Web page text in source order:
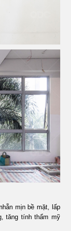
mịn bề mặt, lấp
tăng tính thẩm mỹ